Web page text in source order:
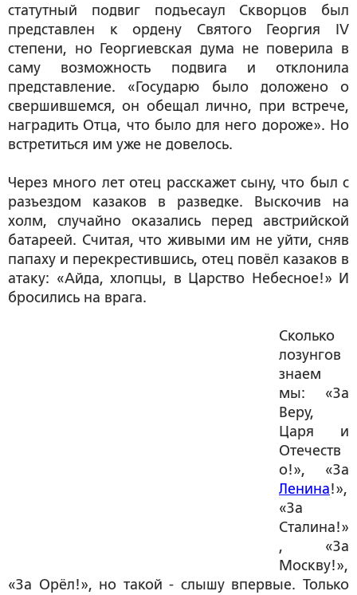
статутный подвиг подъесаул Скворцов был
представлен к ордену Святого Георгия IV
степени, но Георгиевская дума не поверила в
саму возможность подвига и отклонила
представление. «Государю было доложено о
свершившемся, он обещал лично, при встрече,
наградить Отца, что было для него дороже». Но
встретиться им уже не довелось.
Через много лет отец расскажет сыну, что был с
разъездом казаков в разведке. Выскочив на
холм, случайно оказались перед австрийской
батареей. Считая, что живыми им не уйти, сняв
папаху и перекрестившись, отец повёл казаков в
атаку: «Айда, хлопцы, в Царство Небесное!» И
бросились на врага.
Сколько
лозунгов
знаем
мы: «За
Веру,
Царя и
Отечеств
о!», «За
Ленина!»,
«За
Сталина!»
, «За
Москву!»,
«За Орёл!», но такой - слышу впервые. Только